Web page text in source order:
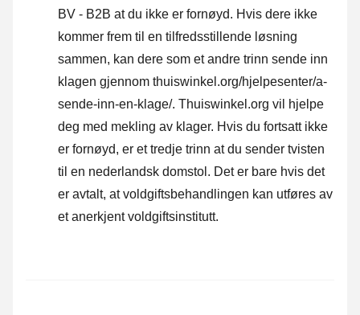
BV - B2B at du ikke er fornøyd. Hvis dere ikke
kommer frem til en tilfredsstillende løsning
sammen, kan dere som et andre trinn sende inn
klagen gjennom thuiswinkel.org/hjelpesenter/a-
sende-inn-en-klage/. Thuiswinkel.org vil hjelpe
deg med mekling av klager. Hvis du fortsatt ikke
er fornøyd, er et tredje trinn at du sender tvisten
til en nederlandsk domstol. Det er bare hvis det
er avtalt, at voldgiftsbehandlingen kan utføres av
et anerkjent voldgiftsinstitutt.